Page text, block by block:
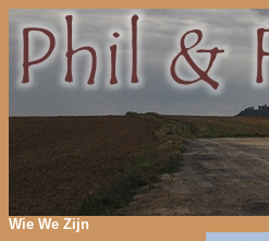
Wie We Zijn